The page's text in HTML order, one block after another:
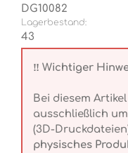
DG10082
Lagerbestand:
43
‼️ Wichtiger
Bei diesem
ausschließlich
(3D-
physisches